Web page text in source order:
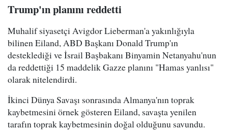
Trump'ın planını reddetti
Muhalif siyasetçi Avigdor Lieberman'a yakınlığıyla
bilinen Eiland, ABD Başkanı Donald Trump'ın
desteklediği ve İsrail Başbakanı Binyamin Netanyahu'nun
da reddettiği 15 maddelik Gazze planını "Hamas yanlısı"
olarak nitelendirdi.
İkinci Dünya Savaşı sonrasında Almanya'nın toprak
kaybetmesini örnek gösteren Eiland, savaşta yenilen
tarafın toprak kaybetmesinin doğal olduğunu savundu.